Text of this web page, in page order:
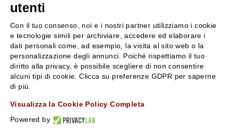
SERVIZIO CLIENTI
Resi e rimborsi
Pagamenti
Spedizione
Condizioni generali di vendita
Privacy Policy
Chi siamo
Contattaci
Negozi
Attiva la Rossi Card
Lavora con noi
utenti
Con il tuo consenso, noi e i nostri partner utilizziamo i cookie
e tecnologie simili per archiviare, accedere ed elaborare i
dati personali come, ad esempio, la visita al sito web o la
personalizzazione degli annunci. Poiché rispettiamo il tuo
diritto alla privacy, è possibile scegliere di non consentire
alcuni tipi di cookie. Clicca su preferenze GDPR per saperne
di più.
Visualizza la Cookie Policy Completa
Powered by